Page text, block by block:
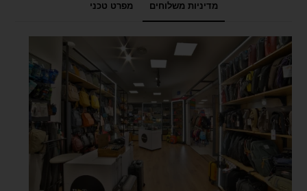
מדיניות משלוחים מפרט טכני